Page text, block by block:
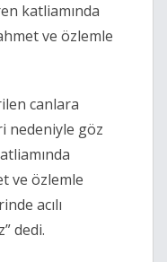
katliamında
ve özlemle
canlara
nedeniyle göz
ve özlemle
acılı
dedi.